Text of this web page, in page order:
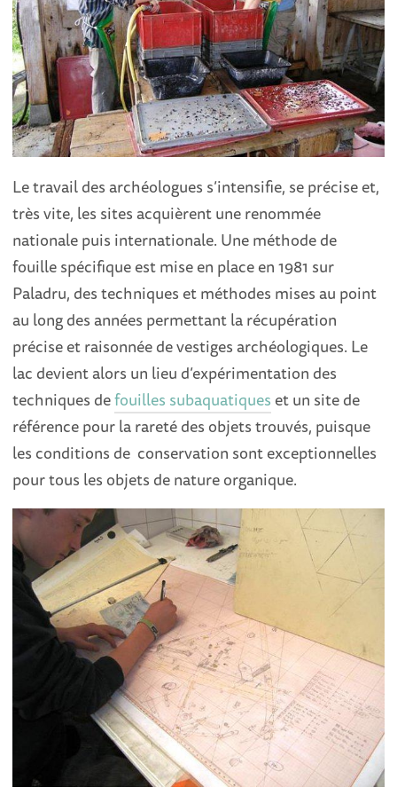
Le travail des archéologues s’intensifie, se précise et,
très vite, les sites acquièrent une renommée
nationale puis internationale. Une méthode de
fouille spécifique est mise en place en 1981 sur
Paladru, des techniques et méthodes mises au point
au long des années permettant la récupération
précise et raisonnée de vestiges archéologiques. Le
lac devient alors un lieu d’expérimentation des
techniques defouilles subaquatiques et un site de
référence pour la rareté des objets trouvés, puisque
les conditions de conservation sont exceptionnelles
pour tous les objets de nature organique.